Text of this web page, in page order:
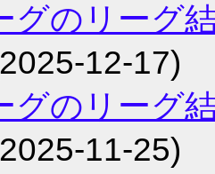
グのリーグ
12-17)
グのリーグ
11-25)